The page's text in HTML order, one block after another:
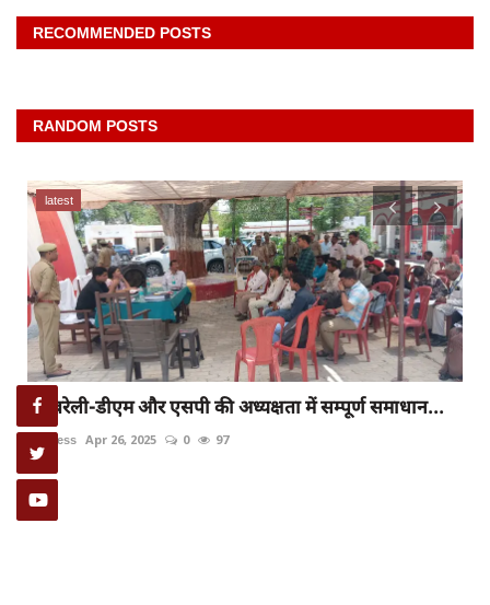
RECOMMENDED POSTS
RANDOM POSTS
latest
यूपी में शिक्षक भर्ती पर नया अपडेट, रिटायर्ड टीचरों के...
rexpress